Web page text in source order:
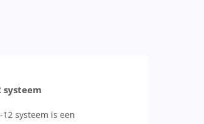
systeem
systeem is een